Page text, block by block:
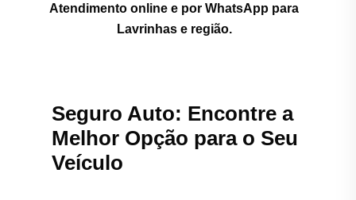
Atendimento online e por WhatsApp para
Lavrinhas e região.
Seguro Auto: Encontre a
Melhor Opção para o Seu
Veículo